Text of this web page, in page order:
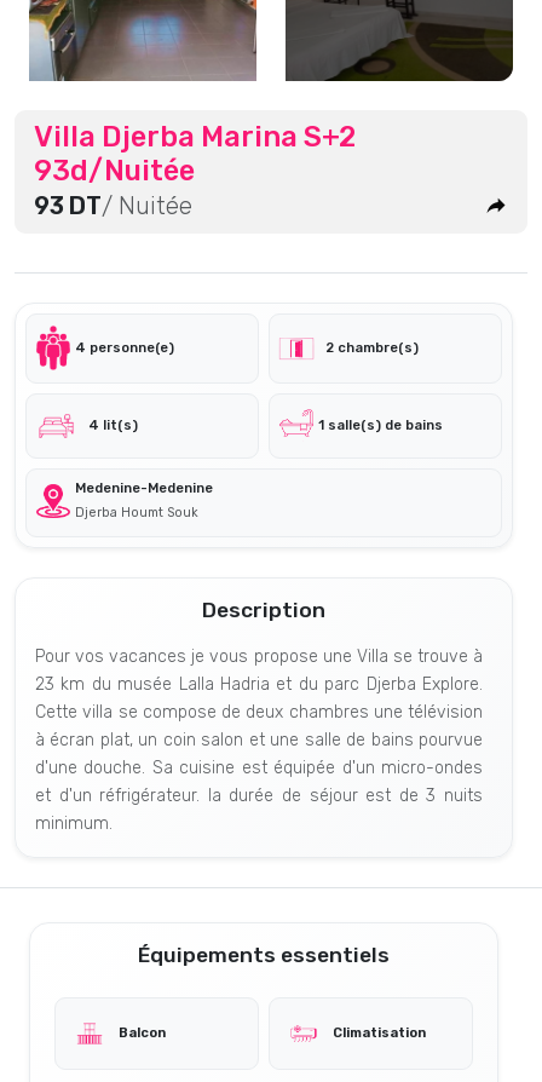
Villa Djerba Marina S+2
93d/Nuitée
93 DT/ Nuitée
4 personne(e) 2 chambre(s)
4 lit(s) 1 salle(s) de bains
Medenine-Medenine
Djerba Houmt Souk
Description
Pour vos vacances je vous propose une Villa se trouve à
23 km du musée Lalla Hadria et du parc Djerba Explore.
Cette villa se compose de deux chambres une télévision
à écran plat, un coin salon et une salle de bains pourvue
d'une douche. Sa cuisine est équipée d'un micro-ondes
et d'un réfrigérateur. la durée de séjour est de 3 nuits
minimum.
Équipements essentiels
Balcon Climatisation